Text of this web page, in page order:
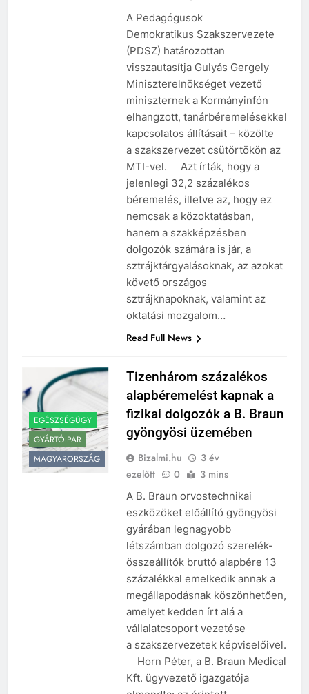
A Pedagógusok
Demokratikus Szakszervezete
(PDSZ) határozottan
visszautasítja Gulyás Gergely
Miniszterelnökséget vezető
miniszternek a Kormányinfón
elhangzott, tanárbéremelésekkel
kapcsolatos állításait – közölte
a szakszervezet csütörtökön az
MTI-vel. Azt írták, hogy a
jelenlegi 32,2 százalékos
béremelés, illetve az, hogy ez
nemcsak a közoktatásban,
hanem a szakképzésben
dolgozók számára is jár, a
sztrájktárgyalásoknak, az azokat
követő országos
sztrájknapoknak, valamint az
EGÉSZSÉGÜGY
GYÁRTÓIPAR
MAGYARORSZÁG
Tizenhárom százalékos
alapbéremelést kapnak a
fizikai dolgozók a B. Braun
gyöngyösi üzemében
Bizalmi.hu
3 év
A B. Braun orvostechnikai
eszközöket előállító gyöngyösi
gyárában legnagyobb
létszámban dolgozó szerelék-
összeállítók bruttó alapbére 13
százalékkal emelkedik annak a
megállapodásnak köszönhetően,
amelyet kedden írt alá a
vállalatcsoport vezetése
a szakszervezetek képviselőivel.
Horn Péter, a B. Braun Medical
Kft. ügyvezető igazgatója